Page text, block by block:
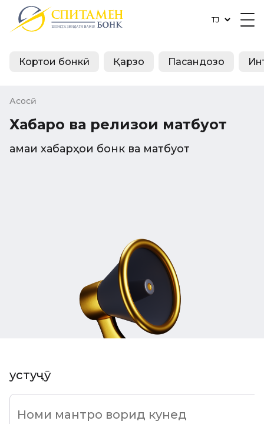
Кортҳои бонкӣ Қарзҳо Пасандозҳо
Асосӣ
Хабарҳо ва релизҳои матбуот
Ҳамаи хабарҳои бонк ва матбуот
Ҷустуҷӯ